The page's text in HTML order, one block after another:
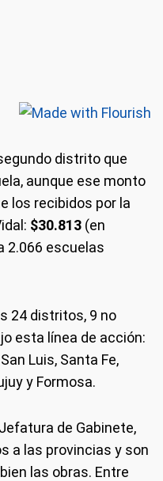
distrito que
aunque ese monto
los recibidos por la
$30.813 (en
2.066 escuelas
24 distritos, 9 no
esta línea de acción:
Luis, Santa Fe,
y Formosa.
de Gabinete,
a las provincias y son
las obras. Entre